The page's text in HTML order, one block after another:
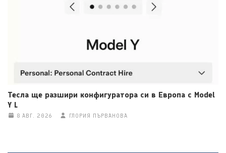
Тесла ще разшири конфигуратора си в Европа с Model
Y L
8 АВГ. 2026 ГЛОРИЯ ПЪРВАНОВА